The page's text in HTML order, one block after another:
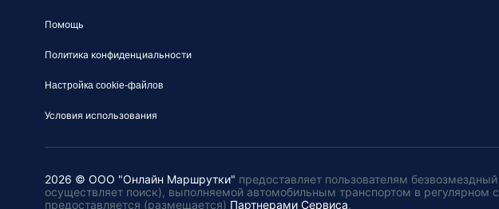
Помощь
Политика конфиденциальности
Настройка cookie-файлов
Условия использования
2026 © ООО "Онлайн Маршрутки" предоставляет пользователям
осуществляет поиск), выполняемой автомобильным транспортом в
предоставляется (размещается) Партнерами Сервиса.